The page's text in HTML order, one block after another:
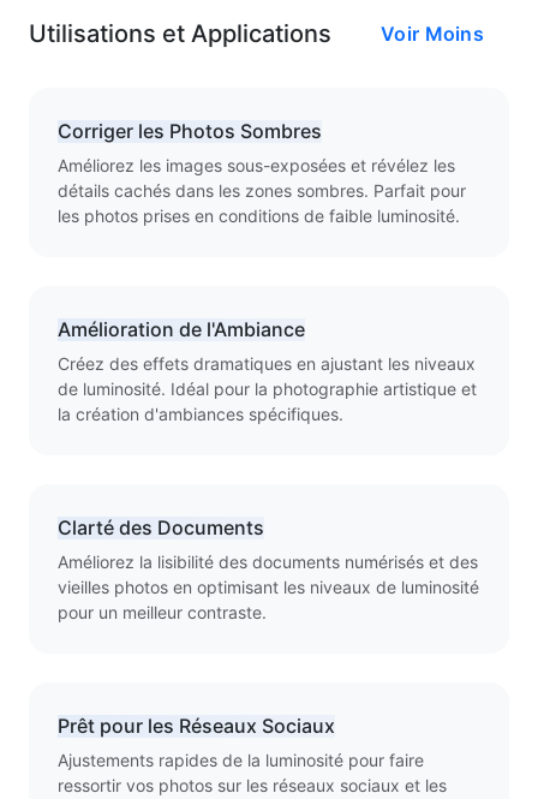
Utilisations et Applications Voir Moins
Corriger les Photos Sombres
Améliorez les images sous-exposées et révélez les
détails cachés dans les zones sombres. Parfait pour
les photos prises en conditions de faible luminosité.
Amélioration de l'Ambiance
Créez des effets dramatiques en ajustant les niveaux
de luminosité. Idéal pour la photographie artistique et
la création d'ambiances spécifiques.
Clarté des Documents
Améliorez la lisibilité des documents numérisés et des
vieilles photos en optimisant les niveaux de luminosité
pour un meilleur contraste.
Prêt pour les Réseaux Sociaux
Ajustements rapides de la luminosité pour faire
ressortir vos photos sur les réseaux sociaux et les